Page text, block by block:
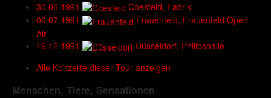
30.06.1991
Coesfeld, Fabrik
06.07.1991
Frauenfeld, Frauenfeld Open
Air
19.12.1991
Düsseldorf, Philipshalle
Alle Konzerte dieser Tour anzeigen
Menschen, Tiere, Sensationen